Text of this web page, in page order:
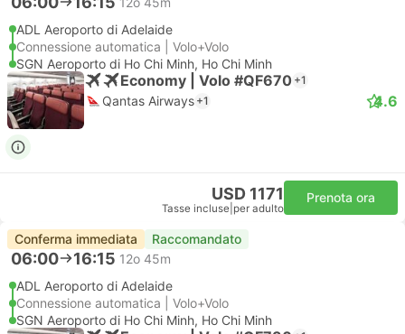
ADL Aeroporto di Adelaide
Connessione automatica | Volo+Volo
SGN Aeroporto di Ho Chi Minh, Ho Chi Minh
Economy | Volo #QF670 +1
Qantas Airways +1 4.6
USD 1171
Tasse incluse per adulto
Prenota ora
Conferma immediata Raccomandato
06:00 16:15 12o 45m
ADL Aeroporto di Adelaide
Connessione automatica | Volo+Volo
SGN Aeroporto di Ho Chi Minh, Ho Chi Minh